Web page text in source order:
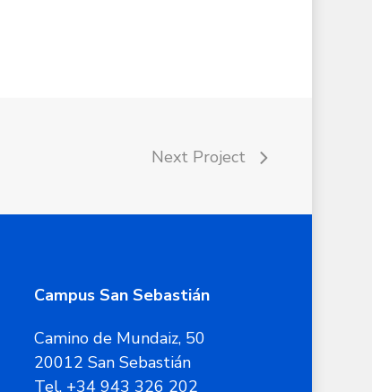
Next Project
Campus San Sebastián
Camino de Mundaiz, 50
20012 San Sebastián
Tel. +34 943 326 202